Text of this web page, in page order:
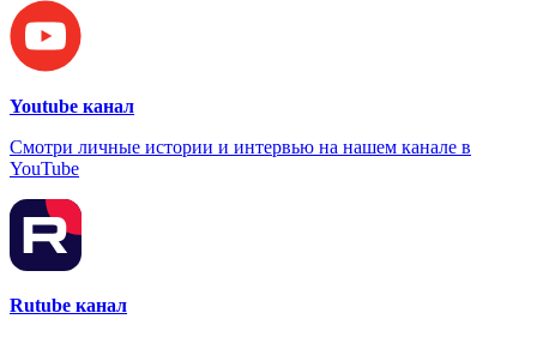
Youtube канал
Смотри личные истории и интервью на нашем канале в
YouTube
Rutube канал